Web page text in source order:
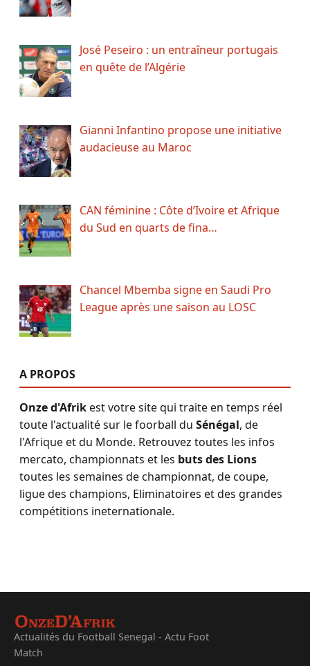
José Peseiro : un entraîneur portugais
en quête de l’Algérie
Gianni Infantino propose une initiative
audacieuse au Maroc
CAN féminine : Côte d’Ivoire et Afrique
du Sud en quarts de fina…
Chancel Mbemba signe en Saudi Pro
League après une saison au LOSC
A PROPOS
Onze d'Afrikest votre site qui traite en temps réel
toute l'actualité sur le foorball du Sénégal, de
l'Afrique et du Monde. Retrouvez toutes les infos
mercato, championnats et les buts des Lions
toutes les semaines de championnat, de coupe,
ligue des champions, Eliminatoires et des grandes
compétitions ineternationale.
Actualités du Football Senegal - Actu Foot
Match